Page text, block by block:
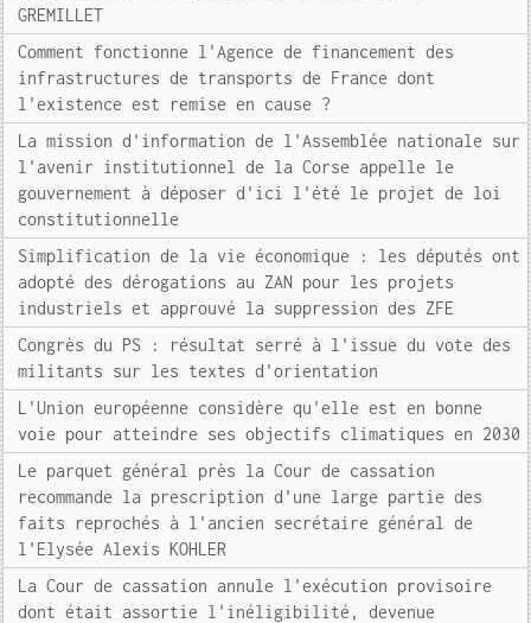
GREMILLET
Comment fonctionne l'Agence de financement des
infrastructures de transports de France dont
l'existence est remise en cause ?
La mission d'information de l'Assemblée nationale sur
l'avenir institutionnel de la Corse appelle le
gouvernement à déposer d'ici l'été le projet de loi
constitutionnelle
Simplification de la vie économique : les députés ont
adopté des dérogations au ZAN pour les projets
industriels et approuvé la suppression des ZFE
Congrès du PS : résultat serré à l'issue du vote des
militants sur les textes d'orientation
L'Union européenne considère qu'elle est en bonne
voie pour atteindre ses objectifs climatiques en 2030
Le parquet général près la Cour de cassation
recommande la prescription d'une large partie des
faits reprochés à l'ancien secrétaire général de
l'Elysée Alexis KOHLER
La Cour de cassation annule l'exécution provisoire
dont était assortie l'inéligibilité, devenue